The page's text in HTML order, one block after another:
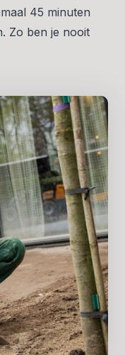
45 minuten
Zo ben je nooit